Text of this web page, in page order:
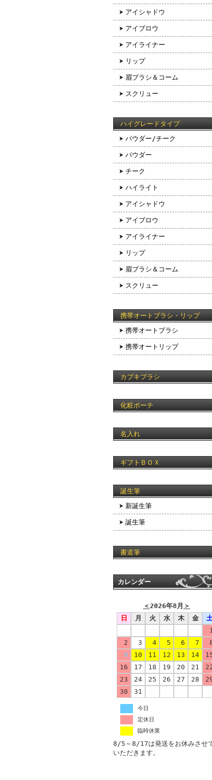
アイシャドウ
アイブロウ
アイライナー
リップ
眉ブラシ＆コーム
スクリュー
ハイグレードタイプ
パウダー/チーク
パウダー
チーク
ハイライト
アイシャドウ
アイブロウ
アイライナー
リップ
眉ブラシ＆コーム
スクリュー
携帯オートブラシ・リップ
携帯オートブラシ
携帯オートリップ
カブキブラシ
化粧ポーチ
名入れ
ギフトＢＯＸ
誕生筆
新誕生筆
誕生筆
書道筆
カレンダー
＜2026年8月 ＞
日
月 火 水 木 金
2
3 4 5 6 7
9
10 11 12 13 14
16
17 18 19 20 21
23
24 25 26 27 28
30
31
今日
定休日
臨時休業
8/5～8/17は発送をお休みさせ
いただきます。